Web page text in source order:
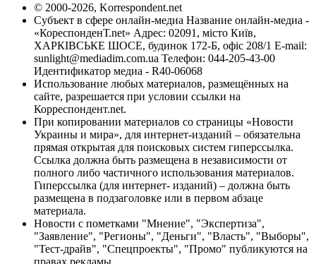
© 2000-2026, Korrespondent.net
Субъект в сфере онлайн-медиа Название онлайн-медиа -
«КореспонденТ.net» Адрес: 02091, місто Київ,
ХАРКІВСЬКЕ ШОСЕ, будинок 172-Б, офіс 208/1 E-mail:
sunlight@mediadim.com.ua Телефон: 044-205-43-00
Идентификатор медиа - R40-06068
Использование любых материалов, размещённых на
сайте, разрешается при условии ссылки на
Корреспондент.net.
При копировании материалов со страницы «Новости
Украины и мира», для интернет-изданий – обязательна
прямая открытая для поисковых систем гиперссылка.
Ссылка должна быть размещена в независимости от
полного либо частичного использования материалов.
Гиперссылка (для интернет- изданий) – должна быть
размещена в подзаголовке или в первом абзаце
материала.
Новости с пометками "Мнение", "Экспертиза",
"Заявление", "Регионы", "Деньги", "Власть", "Выборы",
"Тест-драйв", "Спецпроекты", "Промо" публикуются на
правах рекламы.